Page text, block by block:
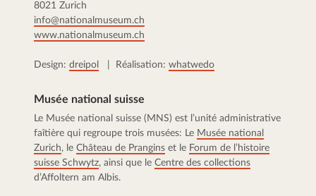
8021 Zurich
info@nationalmuseum.ch
www.nationalmuseum.ch
Design: dreipol | Réalisation: whatwedo
Musée national suisse
Le Musée national suisse (MNS) est l’unité administrative
faîtière qui regroupe trois musées: Le Musée national
Zurich, le Château de Prangins et le Forum de l’histoire
suisse Schwytz, ainsi que le Centre des collections
d’Affoltern am Albis.